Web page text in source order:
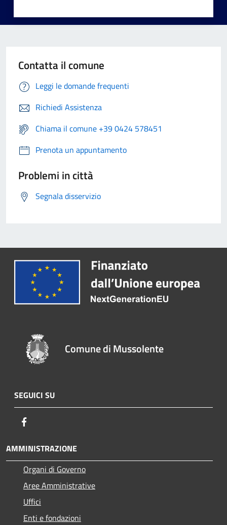
Contatta il comune
Leggi le domande frequenti
Richiedi Assistenza
Chiama il comune +39 0424 578451
Prenota un appuntamento
Problemi in città
Segnala disservizio
Comune di Mussolente
SEGUICI SU
AMMINISTRAZIONE
Organi di Governo
Aree Amministrative
Uffici
Enti e fondazioni